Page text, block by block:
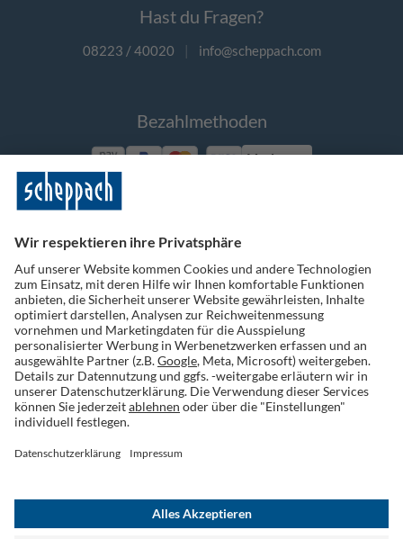
Hast du Fragen?
08223 / 40020 | info@scheppach.com
Bezahlmethoden
Vorkasse
Folge uns auf Social Media
Widerruf einreichen